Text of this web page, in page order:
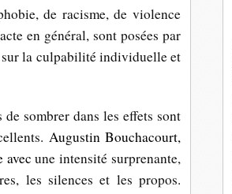
de racisme, de violence
en général, sont posées par
la culpabilité individuelle et
sombrer dans les effets sont
Augustin Bouchacourt,
avecune intensité surprenante,
les silences et les propos.